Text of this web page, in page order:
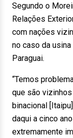
Segundo o
Relações
com nações
no caso da
Paraguai.
“Temos
que são
binacional
daqui a cinco
extremamente